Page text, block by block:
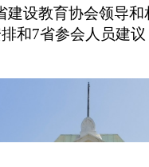
设教育协会领导
和7省参会人员建